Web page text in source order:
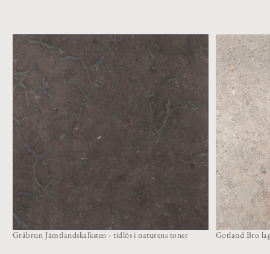
Gråbrun Jämtlandskalksten - tidlös i naturens toner Gotland Bro